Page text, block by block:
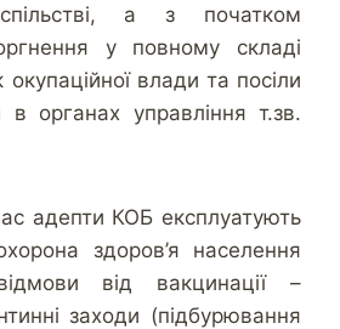
а з початком
у повному складі
влади та посіли
в органах управління т.зв.
адепти КОБ експлуатують
здоров’я населення
від вакцинації –
заходи (підбурювання